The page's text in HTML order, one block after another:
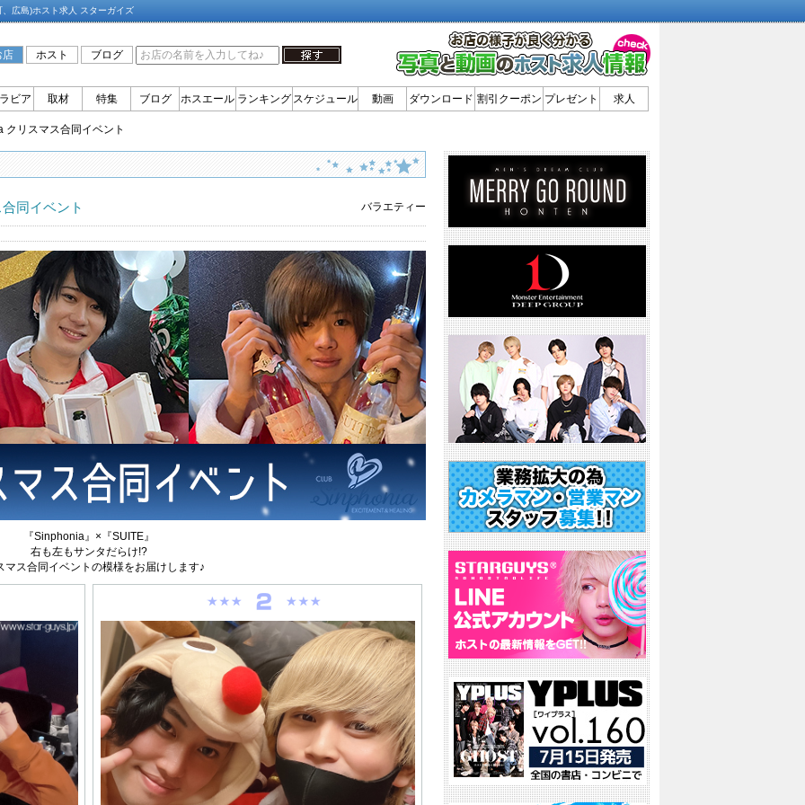
広島)ホスト求人 スターガイズ
店 ホスト ブログ
ビア 取材 特集 ブログ ホスエール ランキング スケジュール 動画 ダウンロード 割引クーポン プレゼント 求人
リスマス合同イベント
同イベント バラエティー
『Sinphonia』×『SUITE』
右も左もサンタだらけ!?
マス合同イベントの模様をお届けします♪